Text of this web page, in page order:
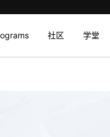
社区 学堂